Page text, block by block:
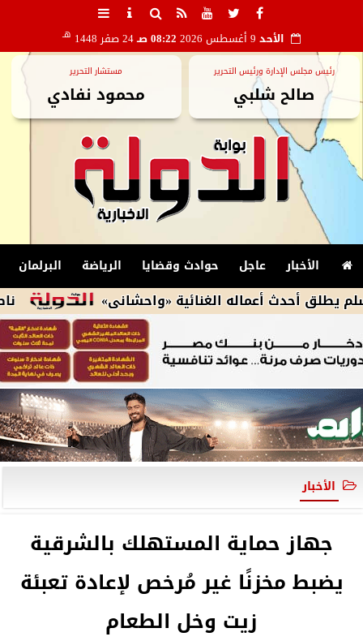
الأحد 08:22 صـ 24 صفر 1448 هـ
رئيس مجلس الإدارة ورئيس التحرير
صالح شلبي
مستشار التحرير
محمود نفادي
الأخبار عاجل حوادث وقضايا الرياضة البرلمان
ناصر ماهر أعماله الغنائية «واحشانى»
الأخبار
جهاز حماية المستهلك بالشرقية
يضبط مخزنًا غير مُرخص لإعادة تعبئة
زيت وخل الطعام